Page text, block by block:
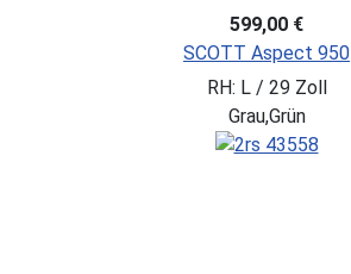
599,00 €
SCOTT Aspect 950
RH: L / 29 Zoll
Grau,Grün